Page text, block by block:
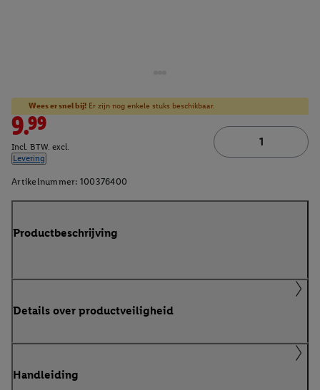
Wees er snel bij! Er zijn nog enkele stuks beschikbaar.
9.99
Incl. BTW. excl.
Levering
Artikelnummer: 100376400
Productbeschrijving
Details over productveiligheid
Handleiding